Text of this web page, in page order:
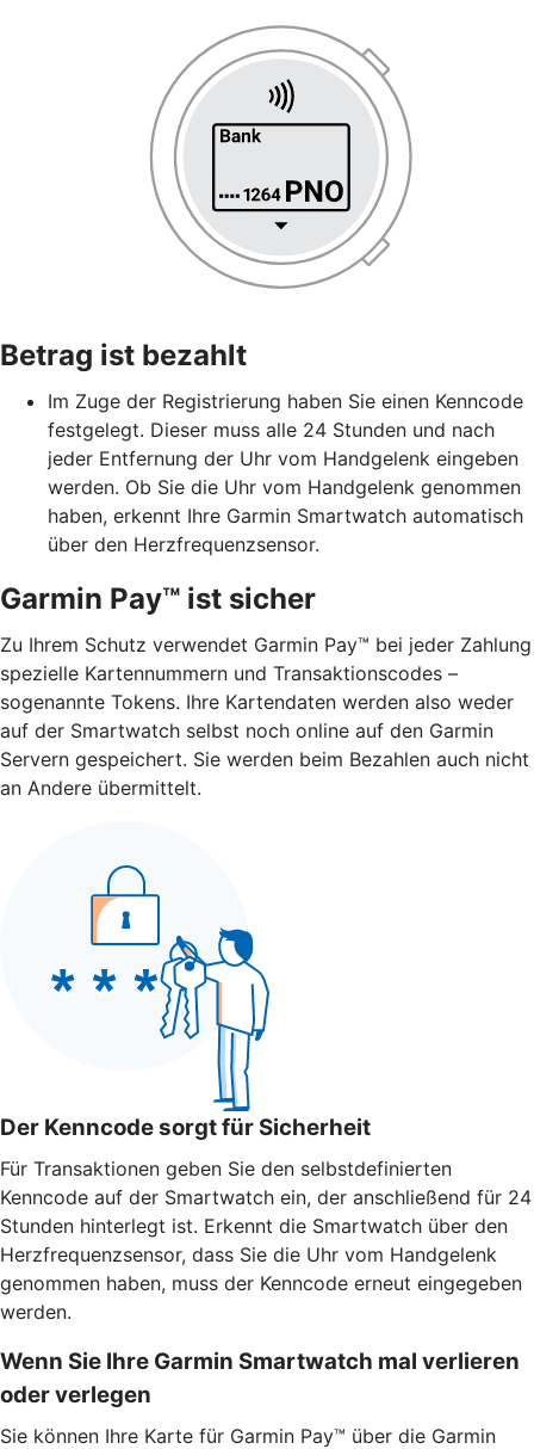
Betrag ist bezahlt
Im Zuge der Registrierung haben Sie einen Kenncode
festgelegt. Dieser muss alle 24 Stunden und nach
jeder Entfernung der Uhr vom Handgelenk eingeben
werden. Ob Sie die Uhr vom Handgelenk genommen
haben, erkennt Ihre Garmin Smartwatch automatisch
über den Herzfrequenzsensor.
Garmin Pay™ ist sicher
Zu Ihrem Schutz verwendet Garmin Pay™ bei jeder Zahlung
spezielle Kartennummern und Transaktionscodes –
sogenannte Tokens. Ihre Kartendaten werden also weder
auf der Smartwatch selbst noch online auf den Garmin
Servern gespeichert. Sie werden beim Bezahlen auch nicht
an Andere übermittelt.
Der Kenncode sorgt für Sicherheit
Für Transaktionen geben Sie den selbstdefinierten
Kenncode auf der Smartwatch ein, der anschließend für 24
Stunden hinterlegt ist. Erkennt die Smartwatch über den
Herzfrequenzsensor, dass Sie die Uhr vom Handgelenk
genommen haben, muss der Kenncode erneut eingegeben
werden.
Wenn Sie Ihre Garmin Smartwatch mal verlieren
oder verlegen
Sie können Ihre Karte für Garmin Pay™ über die Garmin